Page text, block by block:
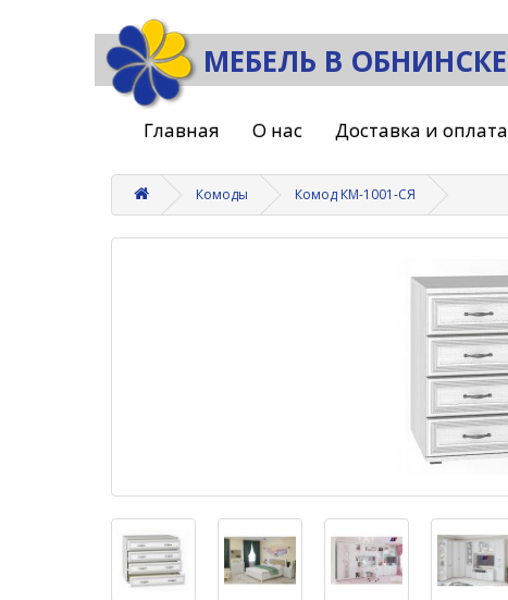
МЕБЕЛЬ В ОБНИНСКЕ
Главная О нас Доставка и оплата
Комоды Комод КМ-1001-СЯ